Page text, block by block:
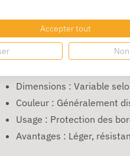
Dimensions : Variable
Couleur : Généralement
Usage : Protection des
Avantages : Léger,
Accepter tout